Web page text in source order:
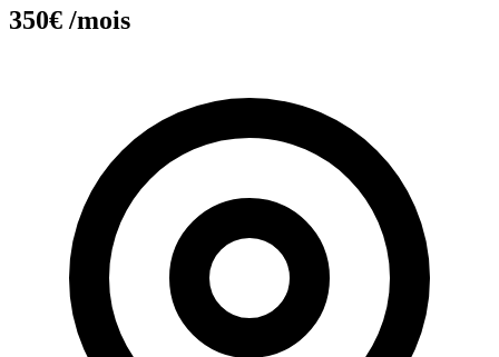
350€ /mois